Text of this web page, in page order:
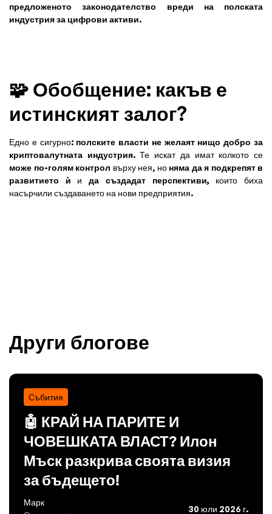
предложеното законодателство вреди на полската
индустрия за цифрови активи.
🧩 Обобщение: какъв е
истинският залог?
Едно е сигурно: полските власти не желаят нищо добро за
криптовалутната индустрия. Те искат да имат колкото се
може по-голям контрол върху нея, но няма да я подкрепят в
развитието ѝ ида създадат перспективи, които биха
насърчили създаването на нови предприятия.
Други блогове
Събития
🤖 КРАЙ НА ПАРИТЕ И
ЧОВЕШКАТА ВЛАСТ? Илон
Мъск разкрива своята визия
за бъдещето!
Марк
30 юли 2026 г.